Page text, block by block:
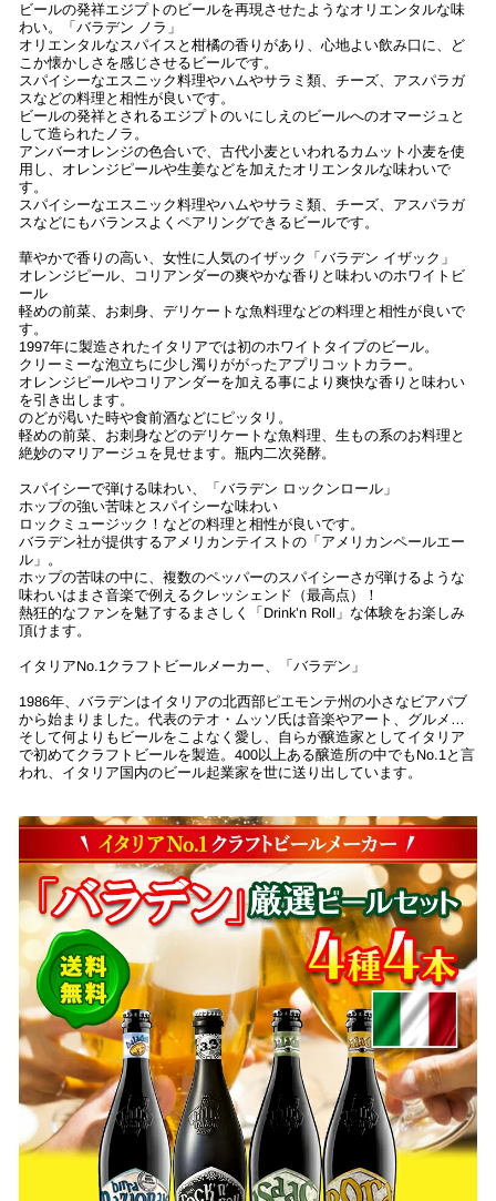
ビールの発祥エジプトのビールを再現させたようなオリエンタルな味
わい。「バラデン ノラ」
オリエンタルなスパイスと柑橘の香りがあり、心地よい飲み口に、ど
こか懐かしさを感じさせるビールです。
スパイシーなエスニック料理やハムやサラミ類、チーズ、アスパラガ
スなどの料理と相性が良いです。
ビールの発祥とされるエジプトのいにしえのビールへのオマージュと
して造られたノラ。
アンバーオレンジの色合いで、古代小麦といわれるカムット小麦を使
用し、オレンジピールや生姜などを加えたオリエンタルな味わいで
す。
スパイシーなエスニック料理やハムやサラミ類、チーズ、アスパラガ
スなどにもバランスよくペアリングできるビールです。
華やかで香りの高い、女性に人気のイザック「バラデン イザック」
オレンジピール、コリアンダーの爽やかな香りと味わいのホワイトビ
ール
軽めの前菜、お刺身、デリケートな魚料理などの料理と相性が良いで
す。
1997年に製造されたイタリアでは初のホワイトタイプのビール。
クリーミーな泡立ちに少し濁りががったアプリコットカラー。
オレンジピールやコリアンダーを加える事により爽快な香りと味わい
を引き出します。
のどが渇いた時や食前酒などにピッタリ。
軽めの前菜、お刺身などのデリケートな魚料理、生もの系のお料理と
絶妙のマリアージュを見せます。瓶内二次発酵。
スパイシーで弾ける味わい、「バラデン ロックンロール」
ホップの強い苦味とスパイシーな味わい
ロックミュージック！などの料理と相性が良いです。
バラデン社が提供するアメリカンテイストの「アメリカンペールエー
ル」。
ホップの苦味の中に、複数のペッパーのスパイシーさが弾けるような
味わいはまさ音楽で例えるクレッシェンド（最高点）！
熱狂的なファンを魅了するまさしく「Drink’n Roll」な体験をお楽しみ
頂けます。
イタリアNo.1クラフトビールメーカー、「バラデン」
1986年、バラデンはイタリアの北西部ピエモンテ州の小さなビアパブ
から始まりました。代表のテオ・ムッソ氏は音楽やアート、グルメ…
そして何よりもビールをこよなく愛し、自らが醸造家としてイタリア
で初めてクラフトビールを製造。400以上ある醸造所の中でもNo.1と言
われ、イタリア国内のビール起業家を世に送り出しています。